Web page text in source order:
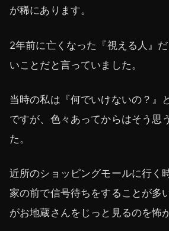
が稀にあります。
2年前に亡くなった『視える人』
いことだと言っていました。
当時の私は『何でいけないの？』
ですが、色々あってからはそう思
た。
近所のショッピングモールに行く
家の前で信号待ちをすることが多
がお地蔵さんをじっと見るのを怖